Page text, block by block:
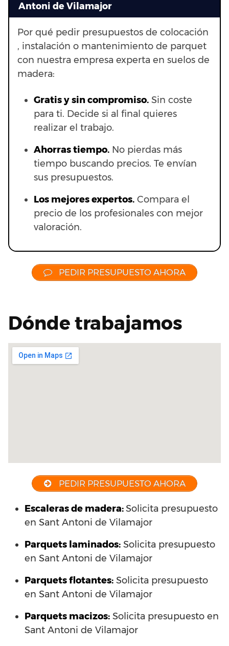
Antoni de Vilamajor
Por qué pedir presupuestos de colocación
, instalación o mantenimiento de parquet
con nuestra empresa experta en suelos de
madera:
Gratis y sin compromiso. Sin coste
para ti. Decide si al final quieres
realizar el trabajo.
Ahorras tiempo. No pierdas más
tiempo buscando precios. Te envían
sus presupuestos.
Los mejores expertos. Compara el
precio de los profesionales con mejor
valoración.
PEDIR PRESUPUESTO AHORA
Dónde trabajamos
PEDIR PRESUPUESTO AHORA
Escaleras de madera:Solicita presupuesto
en Sant Antoni de Vilamajor
Parquets laminados: Solicita presupuesto
en Sant Antoni de Vilamajor
Parquets flotantes: Solicita presupuesto
en Sant Antoni de Vilamajor
Parquets macizos: Solicita presupuesto en
Sant Antoni de Vilamajor